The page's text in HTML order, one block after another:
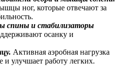
ног, которые отвечают за
спины и стабилизаторы
осанку и
Активная аэробная нагрузка
и улучшает работу легких.